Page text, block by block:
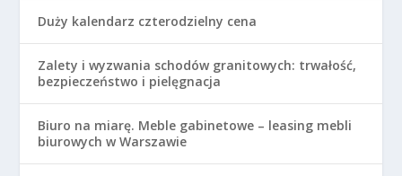
Duży kalendarz czterodzielny cena
Zalety i wyzwania schodów granitowych: trwałość,
bezpieczeństwo i pielęgnacja
Biuro na miarę. Meble gabinetowe – leasing mebli
biurowych w Warszawie